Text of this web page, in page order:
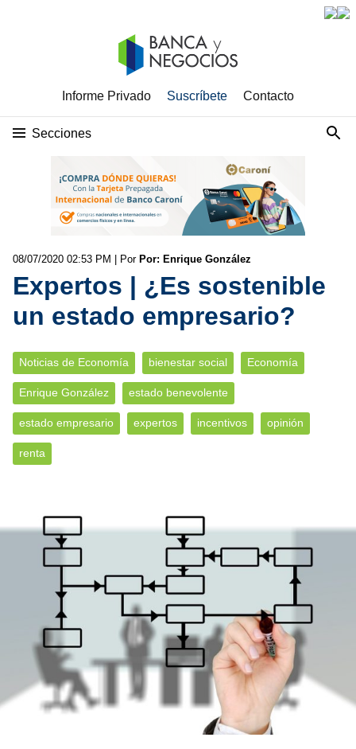
Informe Privado Suscríbete Contacto
Secciones
08/07/2020 02:53 PM | Por Por: Enrique González
Expertos | ¿Es sostenible
un estado empresario?
Noticias de Economía bienestar social Economía
Enrique González estado benevolente
estado empresario expertos incentivos opinión
renta